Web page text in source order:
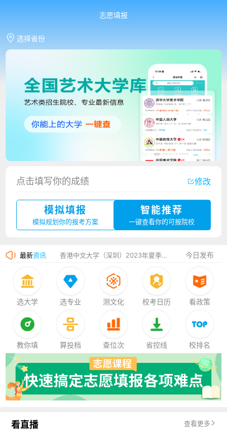
志愿填报
选择省份
点击填写你的成绩 修改
模拟填报
模拟规划你的报考方案
智能推荐
一键查看你的可报院校
最新资讯
广州华立科技职业学院2023年夏季高考招生简章
香港中文大学（深圳）2023年夏季高考招生简章
厦门大学嘉庚学院2023年艺术类招生简章
今日发布
选大学 选专业 测文化 校考日历 看政策
教你填 算投档 查位次 省控线 校排名
看直播 查看更多